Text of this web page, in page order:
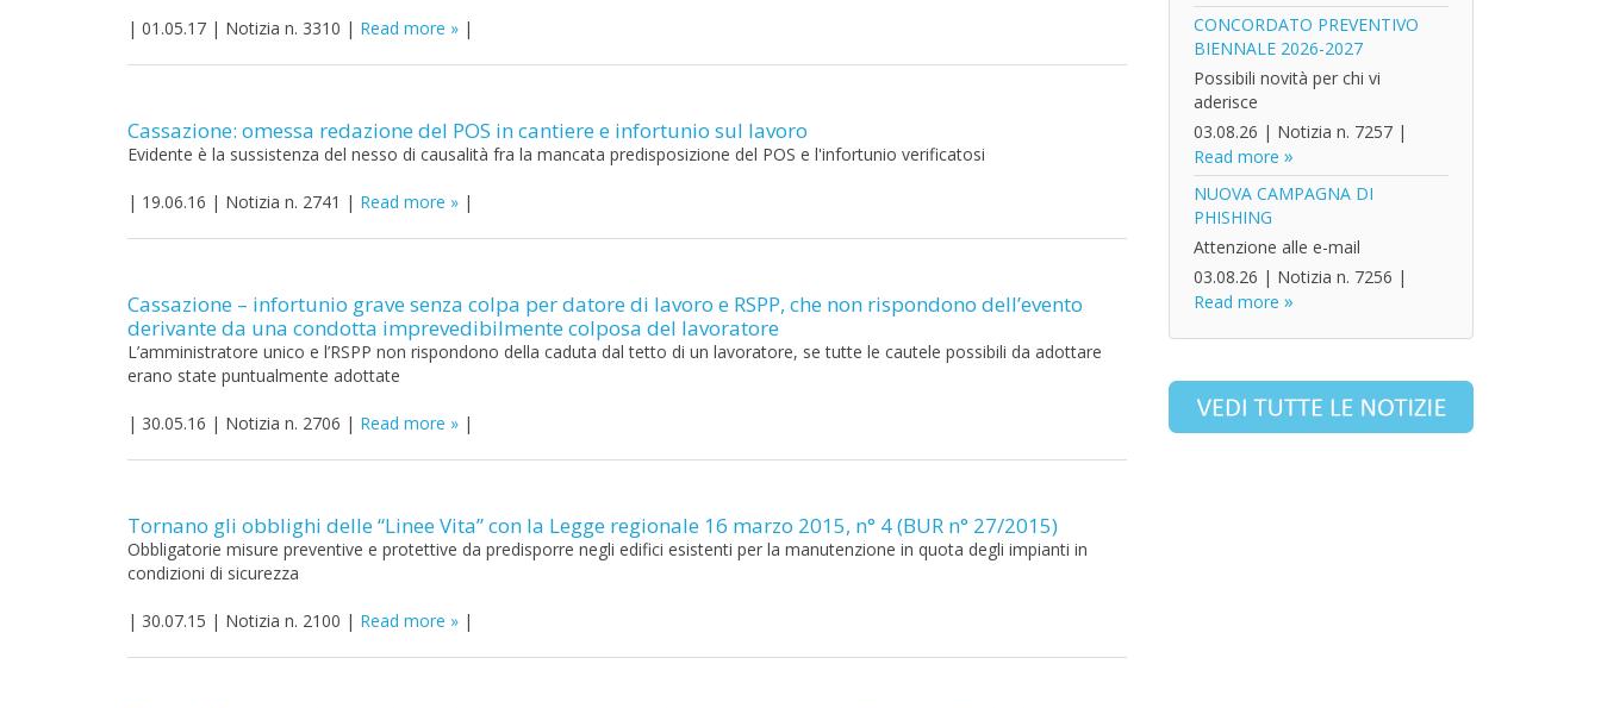
| 01.05.17 | Notizia n. 3310 | Read more |
Cassazione: omessa redazione del POS in cantiere e infortunio sul lavoro
Evidente è la sussistenza del nesso di causalità fra la mancata predisposizione del POS e l'infortunio verificatosi
| 19.06.16 | Notizia n. 2741 | Read more |
Cassazione – infortunio grave senza colpa per datore di lavoro e RSPP, che non rispondono dell’evento
derivante da una condotta imprevedibilmente colposa del lavoratore
L’amministratore unico e l’RSPP non rispondono della caduta dal tetto di un lavoratore, se tutte le cautele possibili da adottare
erano state puntualmente adottate
| 30.05.16 | Notizia n. 2706 | Read more |
Tornano gli obblighi delle “Linee Vita” con la Legge regionale 16 marzo 2015, n° 4 (BUR n° 27/2015)
Obbligatorie misure preventive e protettive da predisporre negli edifici esistenti per la manutenzione in quota degli impianti in
condizioni di sicurezza
| 30.07.15 | Notizia n. 2100 | Read more |
CONCORDATO PREVENTIVO
BIENNALE 2026-2027
Possibili novità per chi vi
aderisce
03.08.26 | Notizia n. 7257|
Read more
NUOVA CAMPAGNA DI
PHISHING
Attenzione alle e-mail
03.08.26 | Notizia n. 7256 |
Read more